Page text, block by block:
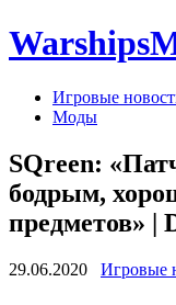
Игровые
Моды
SQreen:
бодрым,
предметов» |
29.06.2020 Игровые